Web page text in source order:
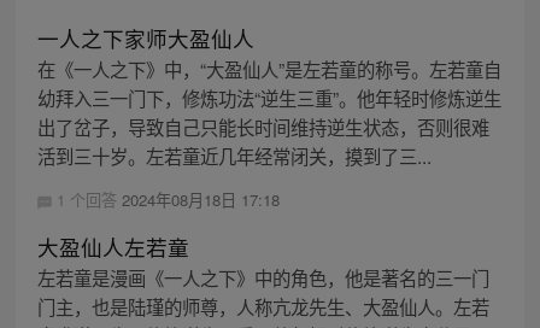
一人之下家师大盈仙人
在《一人之下》中，“大盈仙人”是左若童的称号。左若童自
幼拜入三一门下，修炼功法“逆生三重”。他年轻时修炼逆生
出了岔子，导致自己只能长时间维持逆生状态，否则很难
活到三十岁。左若童近几年经常闭关，摸到了三...
1 个回答 2024年08月18日 17:18
大盈仙人左若童
左若童是漫画《一人之下》中的角色，他是著名的三一门
门主，也是陆瑾的师尊，人称亢龙先生、大盈仙人。左若